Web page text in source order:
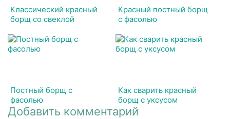
Классический красный
борщ со свеклой
Красный постный борщ
с фасолью
Постный борщ с
фасолью
Как сварить красный
борщ с уксусом
Добавить комментарий